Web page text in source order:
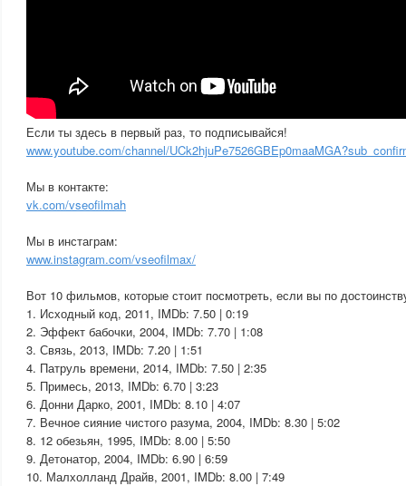
Если ты здесь в первый раз, то подписывайся!
www.youtube.com/channel/
Мы в контакте:
vk.com/vseofilmah
Мы в инстаграм:
www.instagram.com/vseofilmax/
Вот 10 фильмов, которые стоит посмотреть, если вы по
1. Исходный код, 2011, IMDb: 7.50 | 0:19
2. Эффект бабочки, 2004, IMDb: 7.70 | 1:08
3. Связь, 2013, IMDb: 7.20 | 1:51
4. Патруль времени, 2014, IMDb: 7.50 | 2:35
5. Примесь, 2013, IMDb: 6.70 | 3:23
6. Донни Дарко, 2001, IMDb: 8.10 | 4:07
7. Вечное сияние чистого разума, 2004, IMDb: 8.30 | 5:02
8. 12 обезьян, 1995, IMDb: 8.00 | 5:50
9. Детонатор, 2004, IMDb: 6.90 | 6:59
10. Малхолланд Драйв, 2001, IMDb: 8.00 | 7:49